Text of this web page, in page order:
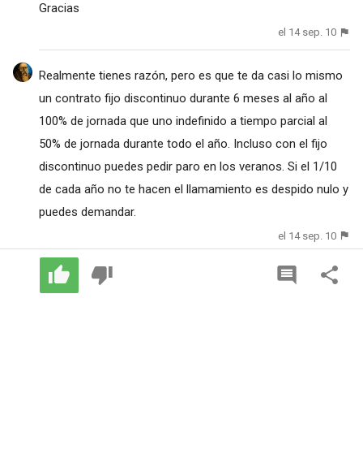
Gracias
el 14 sep. 10
Realmente tienes razón, pero es que te da casi lo mismo
un contrato fijo discontinuo durante 6 meses al año al
100% de jornada que uno indefinido a tiempo parcial al
50% de jornada durante todo el año. Incluso con el fijo
discontinuo puedes pedir paro en los veranos. Si el 1/10
de cada año no te hacen el llamamiento es despido nulo y
puedes demandar.
el 14 sep. 10